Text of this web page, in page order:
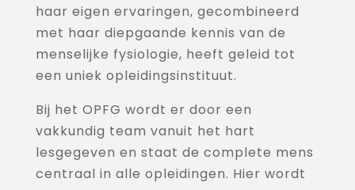
haar eigen ervaringen, gecombineerd
met haar diepgaande kennis van de
menselijke fysiologie, heeft geleid tot
een uniek opleidingsinstituut.
Bij het OPFG wordt er door een
vakkundig team vanuit het hart
lesgegeven en staat de complete mens
centraal in alle opleidingen. Hier wordt